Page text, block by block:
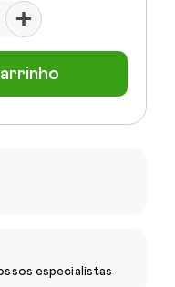
+
especialistas